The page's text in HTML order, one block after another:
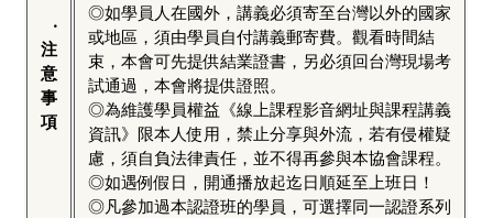
‧
注
意
事
項
◎如學員人在國外，講義必須寄至台灣以外的國家
或地區，須由學員自付講義郵寄費。觀看時間結
束，本會可先提供結業證書，另必須回台灣現場考
試通過，本會將提供證照。
◎為維護學員權益《線上課程影音網址與課程講義
資訊》限本人使用，禁止分享與外流，若有侵權疑
慮，須自負法律責任，並不得再參與本協會課程。
◎如遇例假日，開通播放起迄日順延至上班日！
◎凡參加過本認證班的學員，可選擇同一認證系列